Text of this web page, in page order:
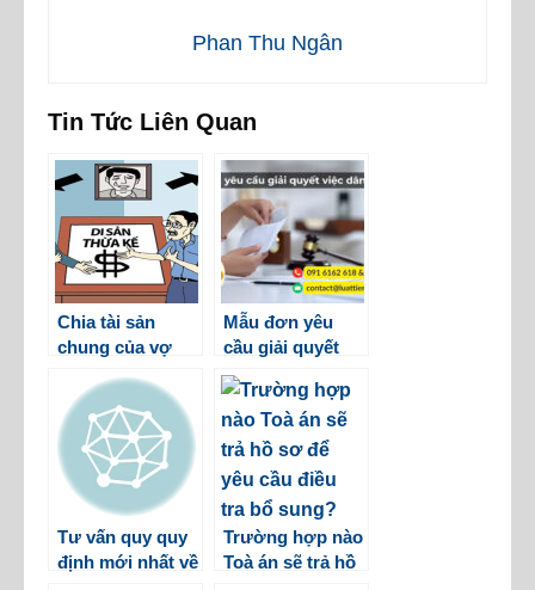
Phan Thu Ngân
Tin Tức Liên Quan
Chia tài sản
chung của vợ
bên qua đời
Mẫu đơn yêu
cầu giải quyết
việc dân sự 2025
Tư vấn quy quy
định mới nhất về
Trường hợp nào
Toà án sẽ trả hồ